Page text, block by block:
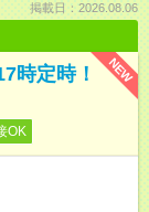
掲載日：2026.08.06
NEW
時定時！
OK